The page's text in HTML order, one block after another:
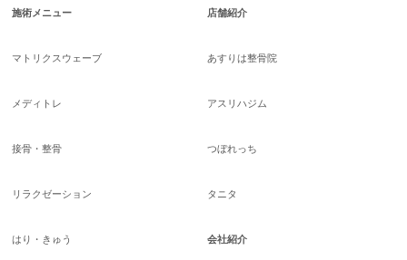
施術メニュー
マトリクスウェーブ
メディトレ
接骨・整骨
リラクゼーション
はり・きゅう
店舗紹介
あすりは整骨院
アスリハジム
つぼれっち
タニタ
会社紹介